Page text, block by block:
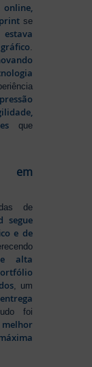
online,
se
que
em
de
segue
e de
alta
, um
entrega
foi